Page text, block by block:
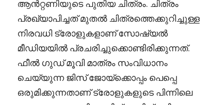
ആൻറ്റണിയുടെ പുതിയ ചിത്രം. ചിത്രം
പ്രഖ്യാപിച്ചത് മുതൽ ചിത്രത്തെക്കുറിച്ചുള്ള
നിരവധി ട്രോളുകളാണ് സോഷ്യൽ
മീഡിയയിൽ പ്രചരിച്ചുക്കൊണ്ടിരിക്കുന്നത്.
ഫീൽ ഗുഡ് മൂവി മാത്രം സംവിധാനം
ചെയ്യുന്ന ജിസ് ജോയ്ക്കൊപ്പം പെപ്പെ
ഒരുമിക്കുന്നതാണ് ട്രോളുകളുടെ പിന്നിലെ